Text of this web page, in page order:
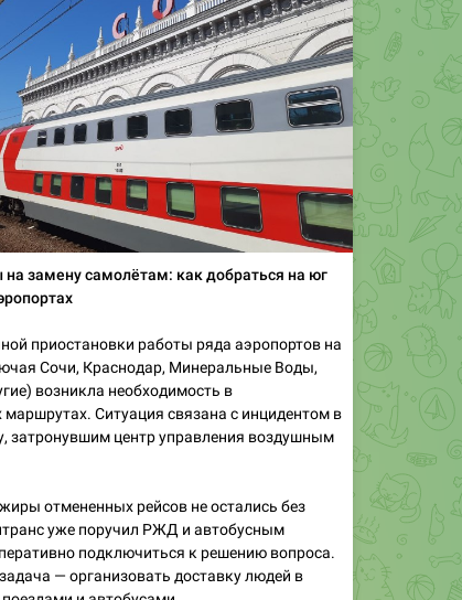
замену самолётам: как добраться на юг
приостановки работы ряда аэропортов на
Сочи, Краснодар, Минеральные Воды,
возникла необходимость в
маршрутах. Ситуация связана с инцидентом в
затронувшим центр управления воздушным
отмененных рейсов не остались без
уже поручил РЖД и автобусным
подключиться к решению вопроса.
— организовать доставку людей в